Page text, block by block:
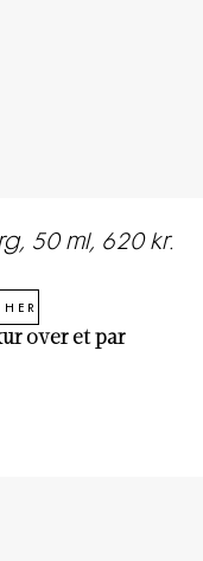
50 ml, 620 kr.
over et par